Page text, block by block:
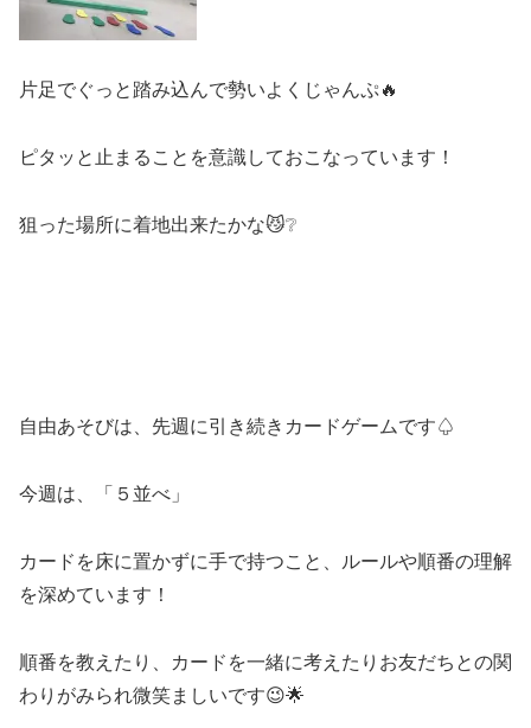
片足でぐっと踏み込んで勢いよくじゃんぷ🔥
ピタッと止まることを意識しておこなっています！
狙った場所に着地出来たかな😼❔
自由あそびは、先週に引き続きカードゲームです♤
今週は、「５並べ」
カードを床に置かずに手で持つこと、ルールや順番の理解
を深めています！
順番を教えたり、カードを一緒に考えたりお友だちとの関
わりがみられ微笑ましいです😉🌟